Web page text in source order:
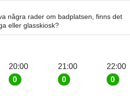
några rader om badplatsen, finns det
eller glasskiosk?
20:00
0
21:00
0
22:00
0